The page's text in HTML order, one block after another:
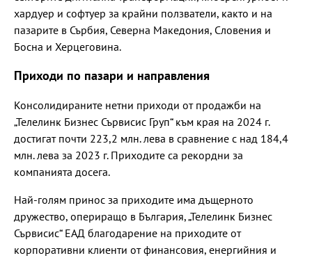
хардуер и софтуер за крайни ползватели, както и на
пазарите в Сърбия, Северна Македония, Словения и
Босна и Херцеговина.
Приходи по пазари и направления
Консолидираните нетни приходи от продажби на
„Телелинк Бизнес Сървисис Груп“ към края на 2024 г.
достигат почти 223,2 млн. лева в сравнение с над 184,4
млн. лева за 2023 г. Приходите са рекордни за
компанията досега.
Най-голям принос за приходите има дъщерното
дружество, опериращо в България, „Телелинк Бизнес
Сървисис“ ЕАД благодарение на приходите от
корпоративни клиенти от финансовия, енергийния и